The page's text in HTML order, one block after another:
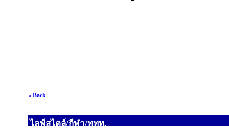
« Back
ไลฟ์สไตล์/กีฬา/ททท.